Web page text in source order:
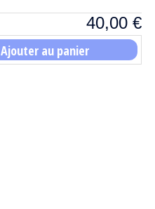
40,00 €
Ajouter au panier